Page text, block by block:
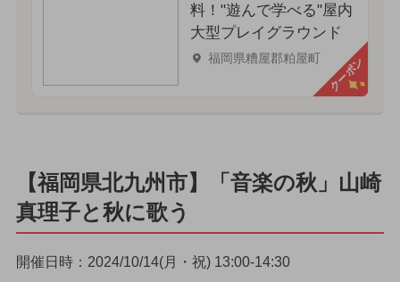
料！"遊んで学べる"屋内
大型プレイグラウンド
福岡県糟屋郡粕屋町 クーポン
【福岡県北九州市】「音楽の秋」山崎
真理子と秋に歌う
開催日時：2024/10/14(月・祝) 13:00-14:30